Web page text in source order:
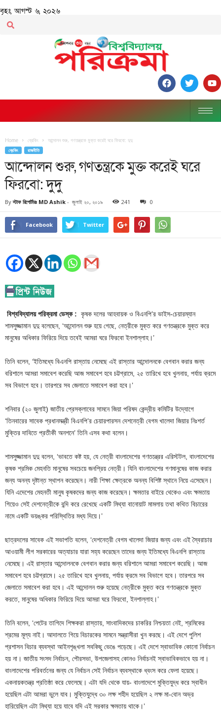
বৃহঃ, আগস্ট ৬, ২০২৬
Home ব্রেকিং আন্দোলন শুরু, গণতন্ত্রকে মুক্ত করেই ঘরে ফিরবো: দুদু
ব্রেকিং রাজনীতি
আন্দোলন শুরু, গণতন্ত্রকে মুক্ত করেই ঘরে
ফিরবো: দুদু
By স্টাফ রিপোর্টারঃ MD Ashik - জুলাই ২০, ২০১৯ 241 0
Facebook Twitter
বিশ্ববিদ্যালয় পরিক্রমা ডেস্ক : কৃষক দলের আহবায়ক ও বিএনপি’র ভাইস-চেয়ারম্যান
শামসুজ্জামান দুদু বলেছেন, ‘আন্দোলন শুরু হয়ে গেছে, নেত্রীকে মুক্ত করে গণতন্ত্রকে মুক্ত করে
মানুষের অধিকার ফিরিয়ে দিয়ে তবেই আমরা ঘরে ফিরবো ইনশাল্লাহ।’
তিনি বলেন, ‘ইতিমধ্যে বিএনপি রাস্তায় নেমেছে এই রাস্তার আন্দোলনকে বেগবান করার জন্য
বরিশালে আমরা সমাবেশ করেছি আজ সমাবেশ হবে চট্টগ্রামে, ২৫ তারিখে হবে খুলনায়, পর্যায় ক্রমে
সব বিভাগে হবে। তারপরে সব জেলাতে সমাবেশ করা হবে।’
শনিবার (২০ জুলাই) জাতীয় প্রেসক্লাবের সামনে জিয়া পরিষদ কেন্দ্রীয় কমিটির উদ্যোগে
‘তিনবারের সাবেক প্রধানমন্ত্রী বিএনপি’র চেয়ারপারসন দেশনেত্রী বেগম খালেদা জিয়ার নিঃশর্ত
মুক্তির দাবিতে প্রতীকী অনশনে’ তিনি এসব কথা বলেন।
শামসুজ্জামান দুদু বলেন, ‘ভাবতে কষ্ট হয়, যে নেত্রী বাংলাদেশের গণতন্ত্রের এরিস্টটল, বাংলাদেশের
কৃষক শ্রমিক মেহনতি মানুষের সবচেয়ে জনপ্রিয় নেত্রী। যিনি বাংলাদেশের গণমানুষের কাজ করার
জন্য অনন্য দৃষ্টান্ত স্থাপন করেছেন। নারী শিক্ষা ক্ষেত্রকে অনন্য বিশিষ্ট স্থানে নিয়ে এসেছেন।
যিনি এদেশের মেহনতী মানুষ কৃষকদের জন্য কাজ করেছেন। ক্ষমতার বাইরে থেকেও এবং ক্ষমতায়
গিয়েও সেই দেশনেত্রীকে বন্দি করে রেখেছে একটি মিথ্যা বানোয়াট মামলায় তথা কথিত বিচারের
নামে একটি ভয়ঙ্কর পরিস্থিতির মধ্য দিয়ে।’
ছাত্রদলের সাবেক এই সভাপতি বলেন, ‘দেশনেত্রী বেগম খালেদা জিয়ার জন্য এবং এই স্বৈরাচার
আওয়ামী লীগ সরকারের অত্যাচার যারা সহ্য করেছেন তাদের জন্য ইতিমধ্যে বিএনপি রাস্তায়
নেমেছে। এই রাস্তার আন্দোলনকে বেগবান করার জন্য বরিশালে আমরা সমাবেশ করেছি। আজ
সমাবেশ হবে চট্টগ্রামে। ২৫ তারিখে হবে খুলনায়, পর্যায় ক্রমে সব বিভাগে হবে। তারপরে সব
জেলাতে সমাবেশ করা হবে। এই আন্দোলন শুরু হয়েছে নেত্রীকে মুক্ত করে গণতন্ত্রকে মুক্ত
করতে, মানুষের অধিকার ফিরিয়ে দিয়ে আমরা ঘরে ফিরবো, ইনশাল্লাহ।’
তিনি বলেন, ‘পেটের তাগিদে শিক্ষকরা রাস্তায়, সাংবাদিকদের চাকরির নিশ্চয়তা নেই, শ্রমিকের
শ্রমের মূল্য নাই। আদালতে গিয়ে বিচারকের সামনে সন্ত্রাসীরা খুন করছে। এই দেশে পুলিশ
প্রশাসন বিচার ব্যবস্থা আইনশৃঙ্খলা সবকিছু ভেঙে পড়েছে। এই দেশে স্বাভাবিক কোনো নির্বাচন
হয় না। জাতীয় সংসদ নির্বাচন, পৌরসভা, উপজেলাসহ কোনও নির্বাচনই স্বাভাবিকভাবে হয় না।
বাংলাদেশের পরিবর্তনের জন্য যে নির্বাচন সেই নির্বাচন ব্যবস্থাকে ধ্বংস করে ফেলা হয়েছে।
একনায়কতন্ত্র প্রতিষ্ঠা করে ফেলেছে। এটা যদি থেকে যায়- বাংলাদেশে মুক্তিযুদ্ধ করে স্বাধীন
হয়েছিল এটা আমরা ভুলে যাব। মুক্তিযুদ্ধে ৩০ লক্ষ শহীদ হয়েছিল ২ লক্ষ মা-বোন অভ্র
হারিয়েছিল এটা মিথ্যা হয়ে যাবে যদি এই সরকার ক্ষমতায় থাকে।’